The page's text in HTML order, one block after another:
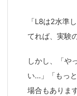
「L8は2水準
てれば、実験
しかし、「や
い…」「もっ
場合もありま